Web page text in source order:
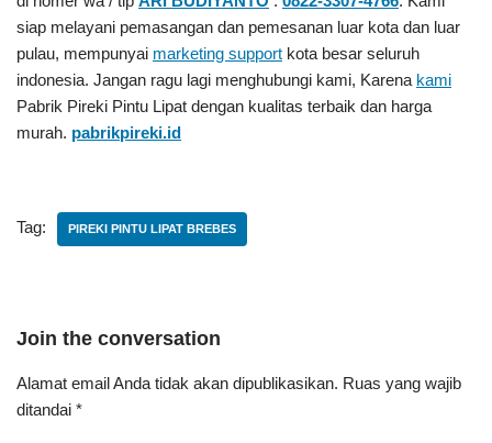
siap melayani pemasangan dan pemesanan luar kota dan luar
pulau, mempunyai marketing support kota besar seluruh
indonesia. Jangan ragu lagi menghubungi kami, Karena kami
Pabrik Pireki Pintu Lipat dengan kualitas terbaik dan harga
murah. pabrikpireki.id
Tag: PIREKI PINTU LIPAT BREBES
Join the conversation
Alamat email Anda tidak akan dipublikasikan. Ruas yang wajib
ditandai *